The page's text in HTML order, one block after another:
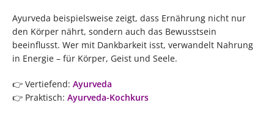
Ayurveda beispielsweise zeigt, dass Ernährung nicht nur
den Körper nährt, sondern auch das Bewusstsein
beeinflusst. Wer mit Dankbarkeit isst, verwandelt Nahrung
in Energie – für Körper, Geist und Seele.
👉 Vertiefend: Ayurveda
👉 Praktisch: Ayurveda-Kochkurs